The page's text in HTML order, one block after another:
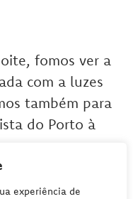
experiência de
fomos ver a
com a luzes
também para
do Porto à
comer uma
. Vale a